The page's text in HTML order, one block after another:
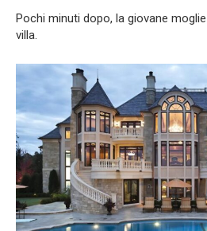
Pochi minuti dopo, la giovane
villa.